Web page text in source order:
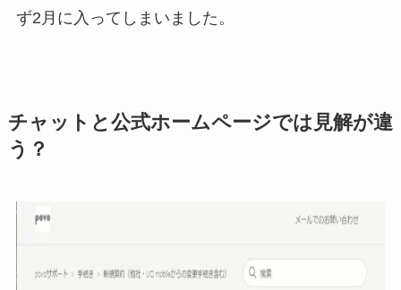
ず2月に入ってしまいました。
チャットと公式ホームページでは見解が違
う？